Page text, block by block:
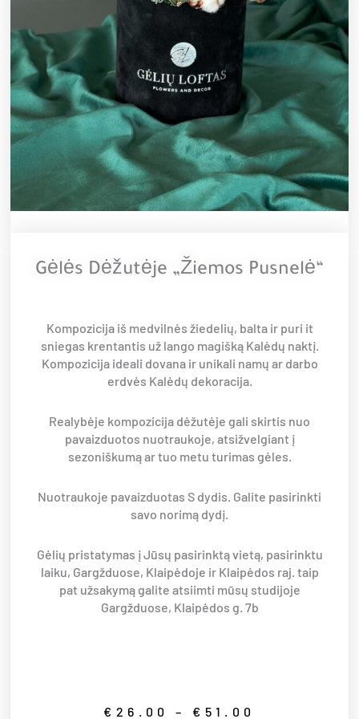
Gėlės Dėžutėje „Žiemos Pusnelė“
Kompozicija iš medvilnės žiedelių, balta ir puri it
sniegas krentantis už lango magišką Kalėdų naktį.
Kompozicija ideali dovana ir unikali namų ar darbo
erdvės Kalėdų dekoracija.
Realybėje kompozicija dėžutėje gali skirtis nuo
pavaizduotos nuotraukoje, atsižvelgiant į
sezoniškumą ar tuo metu turimas gėles.
Nuotraukoje pavaizduotas S dydis. Galite pasirinkti
savo norimą dydį.
Gėlių pristatymas į Jūsų pasirinktą vietą, pasirinktu
laiku, Gargžduose, Klaipėdoje ir Klaipėdos raj. taip
pat užsakymą galite atsiimti mūsų studijoje
Gargžduose, Klaipėdos g. 7b
€ 26.00 – € 51.00